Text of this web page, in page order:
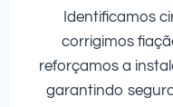
Identificamos
corrigimos
reforçamos a
garantindo